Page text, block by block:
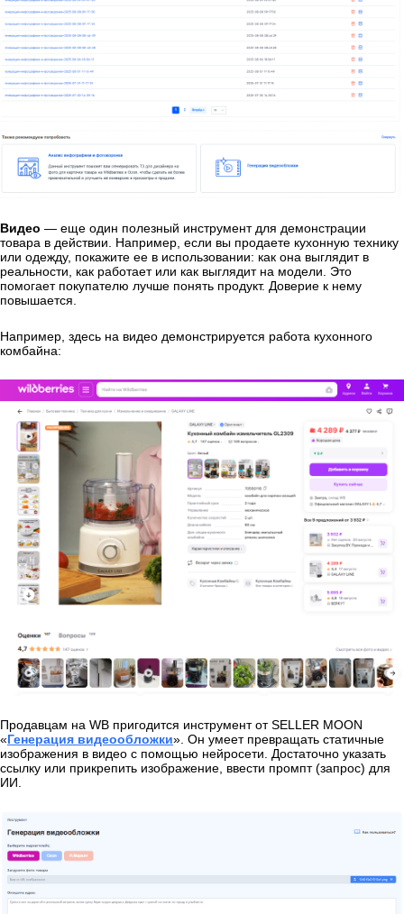
Видео — еще один полезный инструмент для демонстрации
товара в действии. Например, если вы продаете кухонную технику
или одежду, покажите ее в использовании: как она выглядит в
реальности, как работает или как выглядит на модели. Это
помогает покупателю лучше понять продукт. Доверие к нему
повышается.
Например, здесь на видео демонстрируется работа кухонного
комбайна:
Продавцам на WB пригодится инструмент от SELLER MOON
«Генерация видеообложки». Он умеет превращать статичные
изображения в видео с помощью нейросети. Достаточно указать
ссылку или прикрепить изображение, ввести промпт (запрос) для
ИИ.